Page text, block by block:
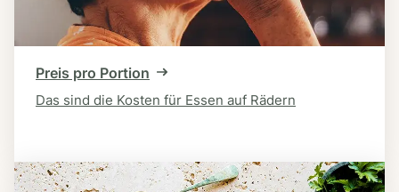
Preis pro Portion
Das sind die Kosten für Essen auf Rädern